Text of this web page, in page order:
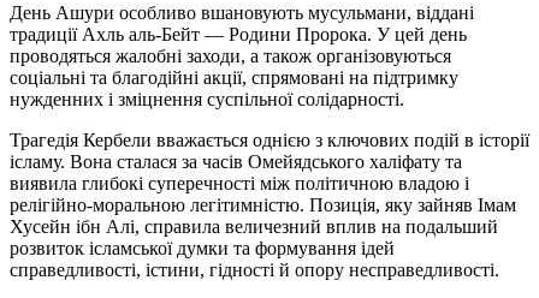
День Ашури особливо вшановують мусульмани, віддані
традиції Ахль аль-Бейт — Родини Пророка. У цей день
проводяться жалобні заходи, а також організовуються
соціальні та благодійні акції, спрямовані на підтримку
нужденних і зміцнення суспільної солідарності.
Трагедія Кербели вважається однією з ключових подій в історії
ісламу. Вона сталася за часів Омейядського халіфату та
виявила глибокі суперечності між політичною владою і
релігійно-моральною легітимністю. Позиція, яку зайняв Імам
Хусейн ібн Алі, справила величезний вплив на подальший
розвиток ісламської думки та формування ідей
справедливості, істини, гідності й опору несправедливості.